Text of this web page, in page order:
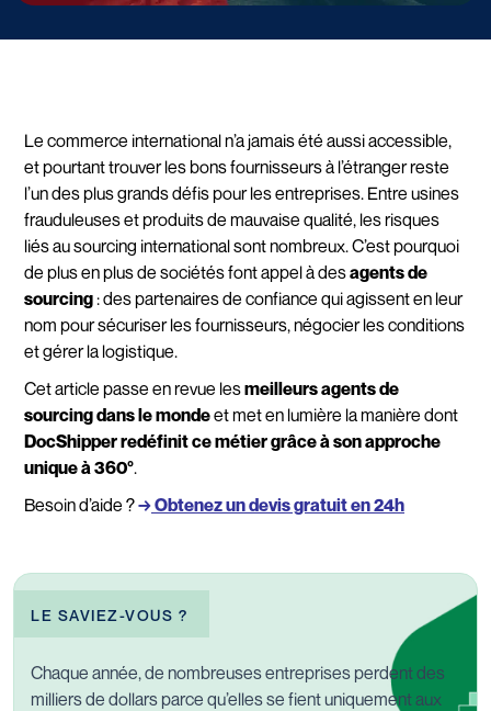
Le commerce international n’a jamais été aussi accessible,
et pourtant trouver les bons fournisseurs à l’étranger reste
l’un des plus grands défis pour les entreprises. Entre usines
frauduleuses et produits de mauvaise qualité, les risques
liés au sourcing international sont nombreux. C’est pourquoi
de plus en plus de sociétés font appel à desagents de
sourcing: des partenaires de confiance qui agissent en leur
nom pour sécuriser les fournisseurs, négocier les conditions
et gérer la logistique.
Cet article passe en revue lesmeilleurs agents de
sourcing dans le mondeet met en lumière la manière dont
DocShipper redéfinit ce métier grâce à son approche
unique à 360°.
Besoin d’aide ?→Obtenez un devis gratuit en 24h
LE SAVIEZ-VOUS ?
Chaque année, de nombreuses entreprises perdent des
milliers de dollars parce qu’elles se fient uniquement aux